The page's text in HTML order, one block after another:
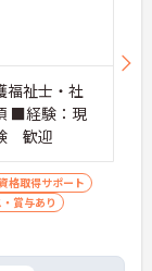
福祉士・社
■経験：現
歓迎
格取得サポート
賞与あり